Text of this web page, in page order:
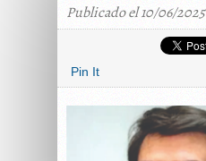
Publicado el 10/06/2025
Pin It